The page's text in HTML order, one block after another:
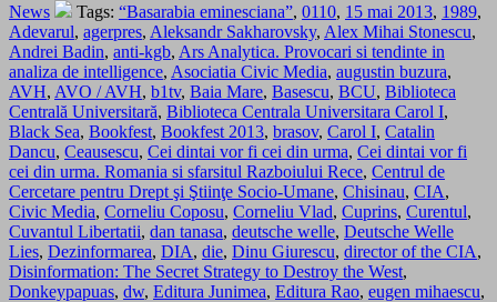
News
Tags: “Basarabia eminesciana”, 0110, 15 mai 2013, 1989,
Adevarul, agerpres, Aleksandr Sakharovsky, Alex Mihai Stonescu,
Andrei Badin, anti-kgb, Ars Analytica. Provocari si tendinte in
analiza de intelligence, Asociatia Civic Media, augustin buzura,
AVH, AVO / AVH, b1tv, Baia Mare, Basescu, BCU, Biblioteca
Centrală Universitară, Biblioteca Centrala Universitara Carol I,
Black Sea, Bookfest, Bookfest 2013, brasov, Carol I, Catalin
Dancu, Ceausescu, Cei dintai vor fi cei din urma, Cei dintai vor fi
cei din urma. Romania si sfarsitul Razboiului Rece, Centrul de
Cercetare pentru Drept şi Ştiinţe Socio-Umane, Chisinau, CIA,
Civic Media, Corneliu Coposu, Corneliu Vlad, Cuprins, Curentul,
Cuvantul Libertatii, dan tanasa, deutsche welle, Deutsche Welle
Lies, Dezinformarea, DIA, die, Dinu Giurescu, director of the CIA,
Disinformation: The Secret Strategy to Destroy the West,
Donkeypapuas, dw, Editura Junimea, Editura Rao, eugen mihaescu,